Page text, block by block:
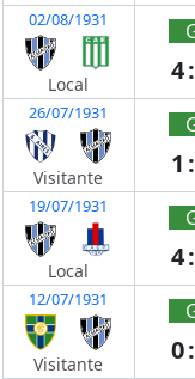
02/08/1931
Local
26/07/1931
Visitante
19/07/1931
Local
12/07/1931
Visitante